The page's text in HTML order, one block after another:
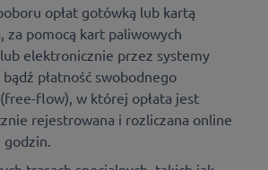
opłat gotówką lub kartą
za pomocą kart paliwowych
elektronicznie przez systemy
płatność swobodnego
flow), w której opłata jest
rejestrowana i rozliczana online
godzin.